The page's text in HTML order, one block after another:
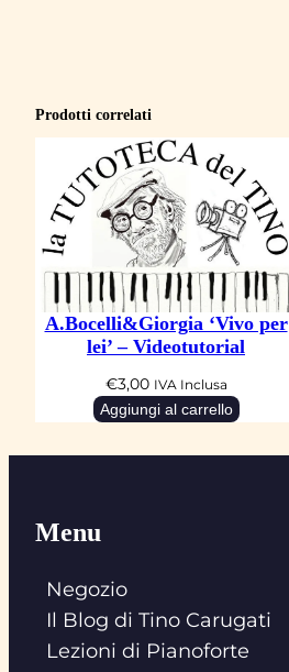
Prodotti correlati
A.Bocelli&Giorgia ‘Vivo per
lei’ – Videotutorial
€3,00 IVA Inclusa
Aggiungi al carrello
Menu
Negozio
Il Blog di Tino Carugati
Lezioni di Pianoforte